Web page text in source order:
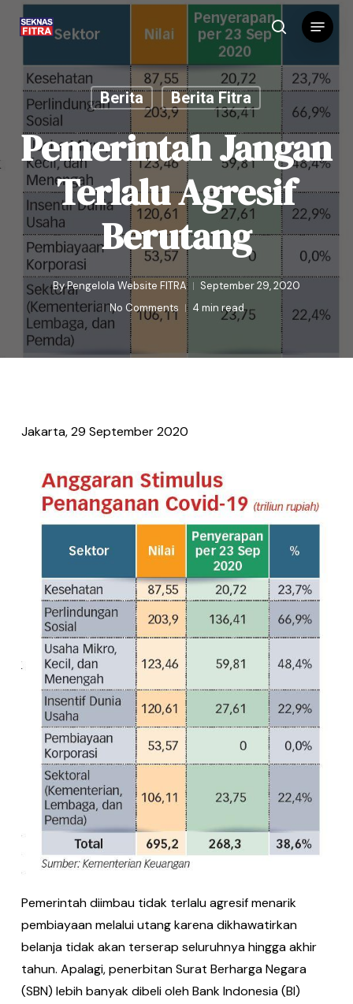
content
search
Menu
Berita Berita Fitra
Pemerintah Jangan
Terlalu Agresif
Berutang
ByPengelola Website FITRA
September 29, 2020
No Comments
4 min read
Jakarta, 29 September 2020
Pemerintah diimbau tidak terlalu agresif menarik
pembiayaan me­lalui utang karena dikhawatirkan
belanja tidak akan terserap seluruhnya hingga ak­hir
tahun. Apalagi, penerbitan Surat Ber­harga Negara
(SBN) lebih banyak dibeli oleh Bank Indonesia (BI)